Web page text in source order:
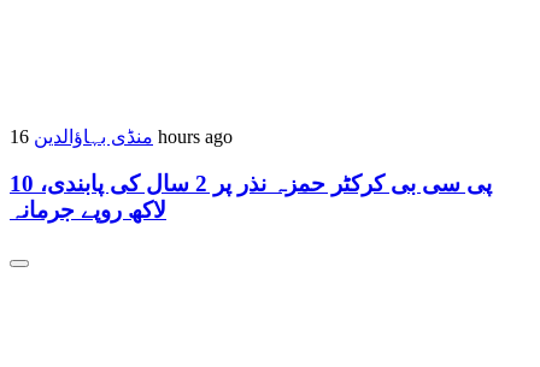
منڈی بہاؤالدین 16 hours ago
پی سی بی کرکٹر حمزہ نذر پر 2 سال کی پابندی، 10
لاکھ روپے جرمانہ